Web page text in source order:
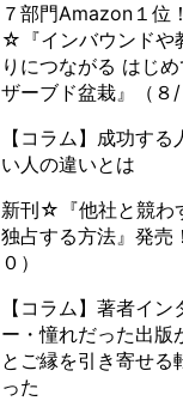
７部門Amazon１
☆『インバウンドや
りにつながる はじめ
ザーブド盆栽』（８/
【コラム】成功する
い人の違いとは
新刊☆『他社と競わ
独占する方法』発売
０）
【コラム】著者イン
ー・憧れだった出版
とご縁を引き寄せる
った